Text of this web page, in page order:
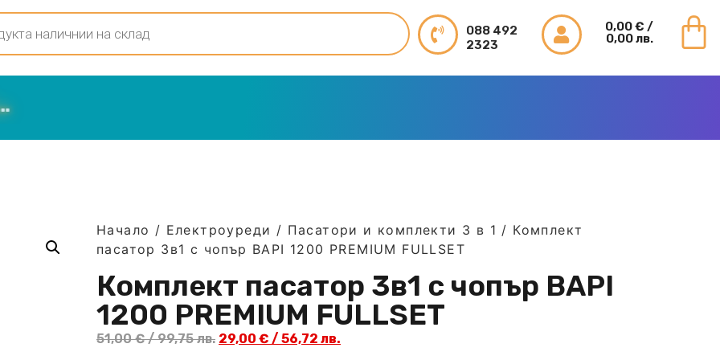
088 492
2323
0,00€ /
0,00 лв.
Начало / Електроуреди / Пасатори и комплекти 3 в 1 / Комплект
пасатор 3в1 с чопър BAPI 1200 PREMIUM FULLSET
Комплект пасатор 3в1 с чопър BAPI
1200 PREMIUM FULLSET
51,00€/ 99,75 лв. 29,00 € / 56,72 лв.